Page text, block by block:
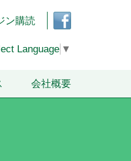
ン購読
フェ
イス
クペ
ージ
会社概要
Language ▼